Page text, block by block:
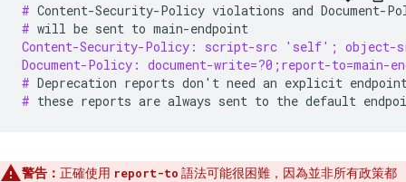
# Content-Security-Policy violations and Document-
# will be sent to
Content-Security-Policy: script-src 'self'; object-
Document-Policy: document-write=?0;report-to=main-
# Deprecation reports don ' t need an explicit
# these reports are always sent to the default
警告： 正確使用 report-to 語法可能很困難，因為並非所有政策都